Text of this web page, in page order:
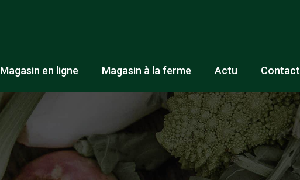
Magasin en ligne Magasin à la ferme Actu Contact